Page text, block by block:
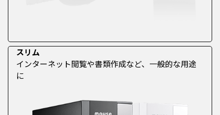
スリム
インターネット閲覧や書類作成など、一般的な用途
に